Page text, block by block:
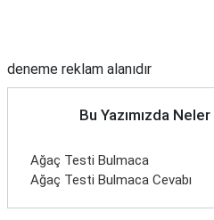
deneme reklam alanıdır
Bu Yazımızda
Ağaç Testi Bulmaca
Ağaç Testi Bulmaca Cevabı